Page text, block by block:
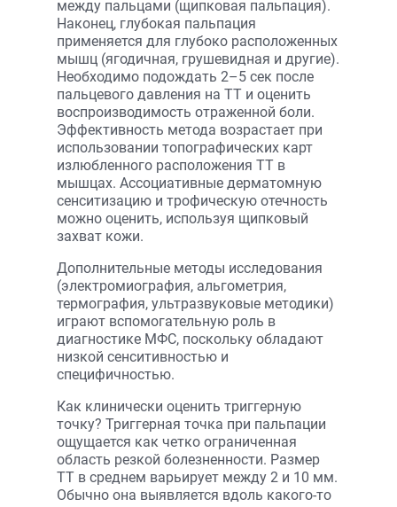
между пальцами (щипковая пальпация).
Наконец, глубокая пальпация
применяется для глубоко расположенных
мышц (ягодичная, грушевидная и другие).
Необходимо подождать 2–5 сек после
пальцевого давления на ТТ и оценить
воспроизводимость отраженной боли.
Эффективность метода возрастает при
использовании топографических карт
излюбленного расположения ТТ в
мышцах. Ассоциативные дерматомную
сенситизацию и трофическую отечность
можно оценить, используя щипковый
захват кожи.
Дополнительные методы исследования
(электромиография, альгометрия,
термография, ультразвуковые методики)
играют вспомогательную роль в
диагностике МФС, поскольку обладают
низкой сенситивностью и
специфичностью.
Как клинически оценить триггерную
точку? Триггерная точка при пальпации
ощущается как четко ограниченная
область резкой болезненности. Размер
ТТ в среднем варьирует между 2 и 10 мм.
Обычно она выявляется вдоль какого-то